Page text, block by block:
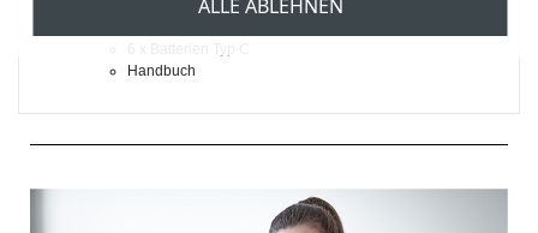
Handbuch
ALLE ABLEHNEN